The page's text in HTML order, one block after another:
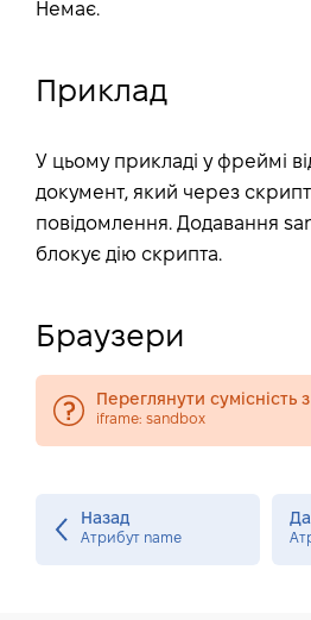
Немає.
Приклад
У цьому прикладі у фреймі
документ, який через
повідомлення. Додавання
блокує дію скрипта.
Браузери
Переглянути сумісність
iframe: sandbox
Назад
Атрибут name